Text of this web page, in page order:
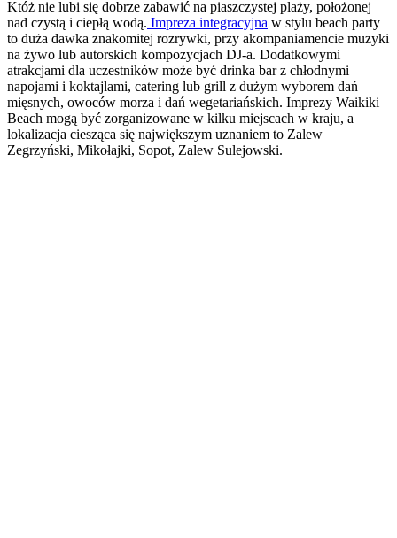
Któż nie lubi się dobrze zabawić na piaszczystej plaży, położonej
nad czystą i ciepłą wodą. Impreza integracyjna w stylu beach party
to duża dawka znakomitej rozrywki, przy akompaniamencie muzyki
na żywo lub autorskich kompozycjach DJ-a. Dodatkowymi
atrakcjami dla uczestników może być drinka bar z chłodnymi
napojami i koktajlami, catering lub grill z dużym wyborem dań
mięsnych, owoców morza i dań wegetariańskich. Imprezy Waikiki
Beach mogą być zorganizowane w kilku miejscach w kraju, a
lokalizacja ciesząca się największym uznaniem to Zalew
Zegrzyński, Mikołajki, Sopot, Zalew Sulejowski.